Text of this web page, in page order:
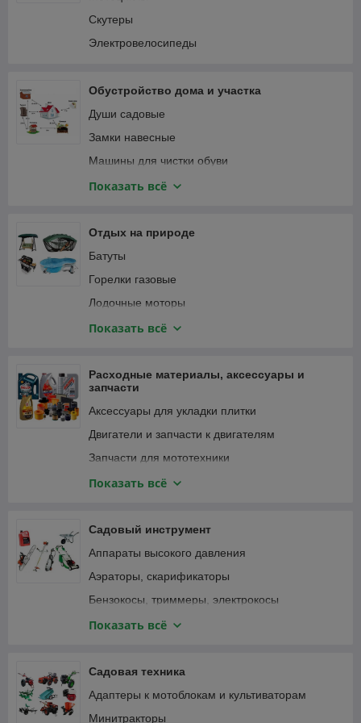
Пылесосы автомобильные
Специализированный автоинструмент
Соединители садовые
Тапенеры (степлеры) для подвязки растений
Шланги садовые
Веревка, канаты
Скутеры
Электровелосипеды
Обустройство дома и участка
Души садовые
Замки навесные
Машины для чистки обуви
Мебель и интерьер
Сантехника
Сейфы
Умывальники для дачи
Показать всё
Отдых на природе
Батуты
Горелки газовые
Лодочные моторы
Лодки надувные ПВХ
Фонари и светильники
Показать всё
Расходные материалы, аксессуары и
запчасти
Аксессуары для укладки плитки
Двигатели и запчасти к двигателям
Запчасти для мототехники
Зарядные устройства, аккумуляторы
Крепежные изделия
Лампочки и светильники
Ленты
Масла и смазки
Принадлежности для садового инструмента
Принадлежности для строительного
инструмента
Принадлежности для строительной техники и
оборудования
Показать всё
Садовый инструмент
Аппараты высокого давления
Аэраторы, скарификаторы
Бензокосы, триммеры, электрокосы
Бензопилы, цепные электропилы
Газонокосилки
Дровоколы
Зернодробилки, измельчители кормов
Показать всё
Садовая техника
Адаптеры к мотоблокам и культиваторам
Минитракторы